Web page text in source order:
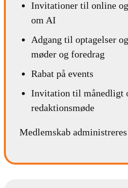
Invitationer til online
om AI
Adgang til optagelser
møder og foredrag
Rabat på events
Invitation til månedligt
redaktionsmøde
Medlemskab